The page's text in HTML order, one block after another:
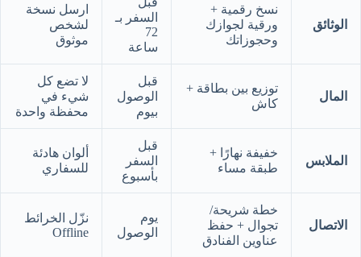
الوثائق
نسخ رقمية +
ورقية لجوازك
وحجوزاتك
السفر بـ
72
ساعة
ارسل نسخة
لشخص
موثوق
المال
توزيع بين بطاقة +
كاش
قبل
الوصول
بيوم
لا تضع كل
شيء في
محفظة واحدة
الملابس
خفيفة نهارًا +
طبقة مساء
قبل
السفر
بأسبوع
ألوان هادئة
للسفاري
الاتصال
خطة شريحة/
تجوال + حفظ
عناوين الفنادق
يوم
الوصول
نزّل الخرائط
Offline